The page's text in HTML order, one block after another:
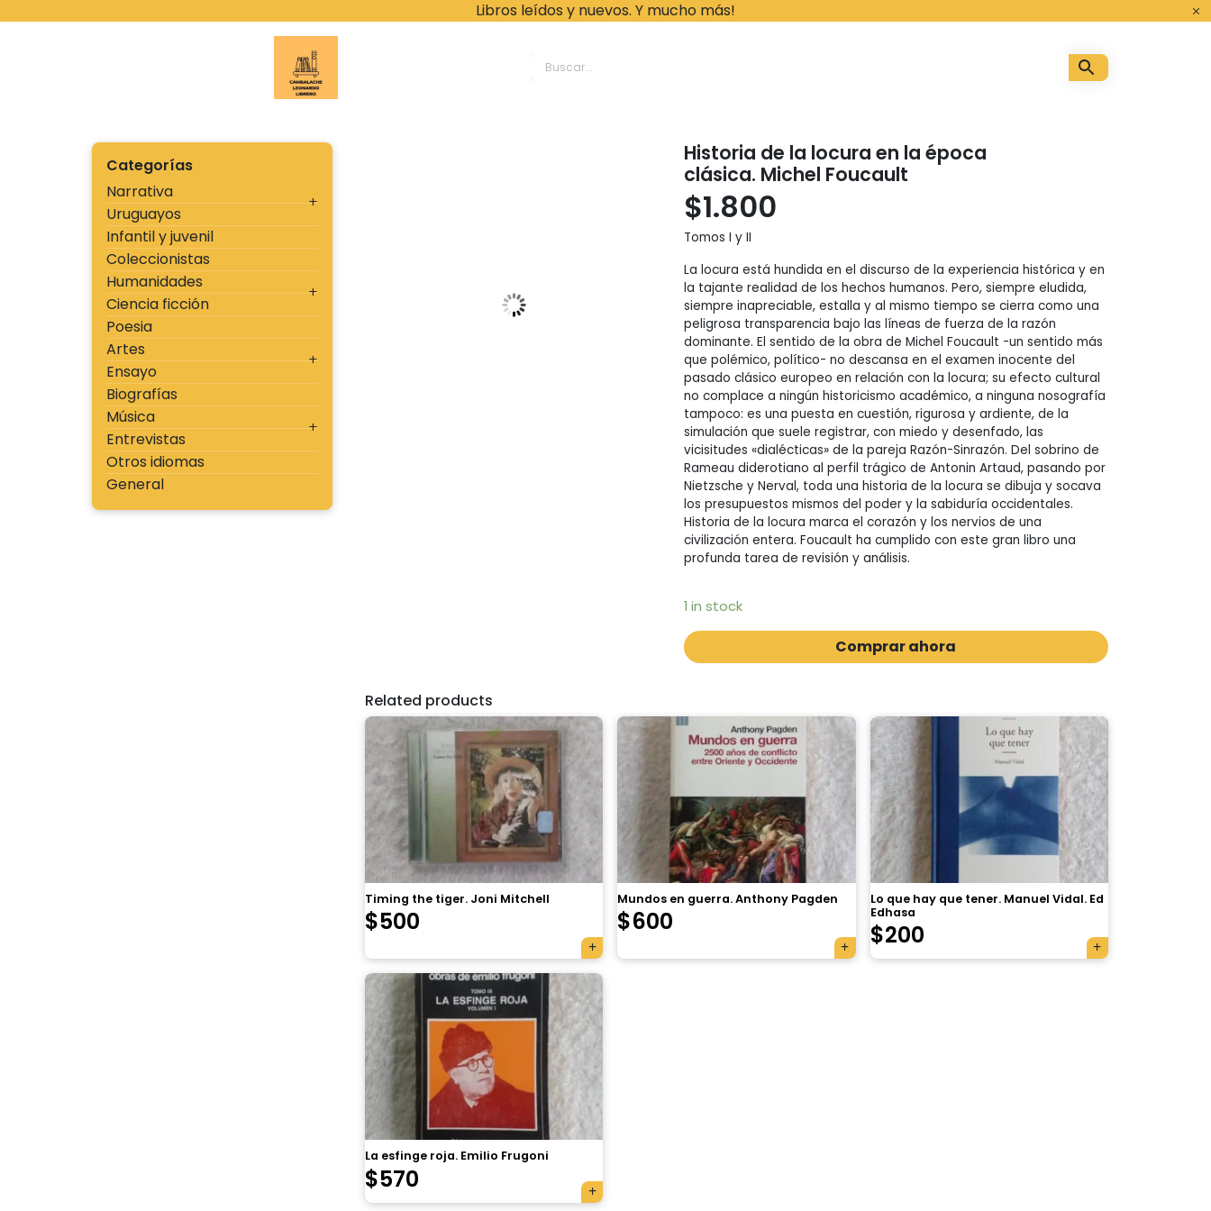
Libros leídos y nuevos. Y mucho más!
Categorías
Narrativa
Uruguayos
Infantil y juvenil
Coleccionistas
Humanidades
Ciencia ficción
Poesia
Artes
Ensayo
Biografías
Música
Entrevistas
Otros idiomas
General
Historia de la locura en la época
clásica. Michel Foucault
$1.800
Tomos I y II
La locura está hundida en el discurso de la experiencia histórica y en
la tajante realidad de los hechos humanos. Pero, siempre eludida,
siempre inapreciable, estalla y al mismo tiempo se cierra como una
peligrosa transparencia bajo las líneas de fuerza de la razón
dominante. El sentido de la obra de Michel Foucault -un sentido más
que polémico, político- no descansa en el examen inocente del
pasado clásico europeo en relación con la locura; su efecto cultural
no complace a ningún historicismo académico, a ninguna nosografía
tampoco: es una puesta en cuestión, rigurosa y ardiente, de la
simulación que suele registrar, con miedo y desenfado, las
vicisitudes «dialécticas» de la pareja Razón-Sinrazón. Del sobrino de
Rameau diderotiano al perfil trágico de Antonin Artaud, pasando por
Nietzsche y Nerval, toda una historia de la locura se dibuja y socava
los presupuestos mismos del poder y la sabiduría occidentales.
Historia de la locura marca el corazón y los nervios de una
civilización entera. Foucault ha cumplido con este gran libro una
profunda tarea de revisión y análisis.
1 in stock
Comprar ahora
Related products
Timing the tiger. Joni Mitchell
$500
Mundos en guerra. Anthony Pagden
$600
Lo que hay que tener. Manuel Vidal. Ed
Edhasa
$200
La esfinge roja. Emilio Frugoni
$570